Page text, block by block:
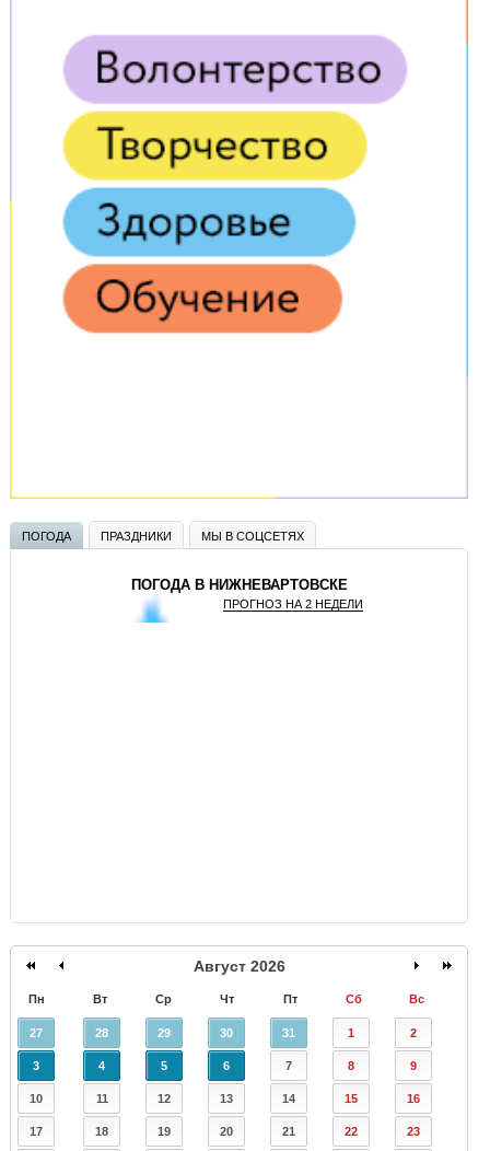
ПОГОДА ПРАЗДНИКИ МЫ В СОЦСЕТЯХ
ПОГОДА В НИЖНЕВАРТОВСКЕ
ПРОГНОЗ НА 2 НЕДЕЛИ
Август 2026
Пн Вт Ср Чт Пт Сб Вс
27 28 29 30 31 1 2
3 4 5 6 7 8 9
10 11 12 13 14 15 16
17 18 19 20 21 22 23